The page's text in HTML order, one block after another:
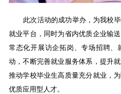
此次活动的成功举办，为我校毕
就业平台，同时为省内优质企业输
常态化开展访企拓岗、专场招聘、
动，不断完善就业服务体系，提升
推动学校毕业生高质量充分就业，
优质应用型人才。